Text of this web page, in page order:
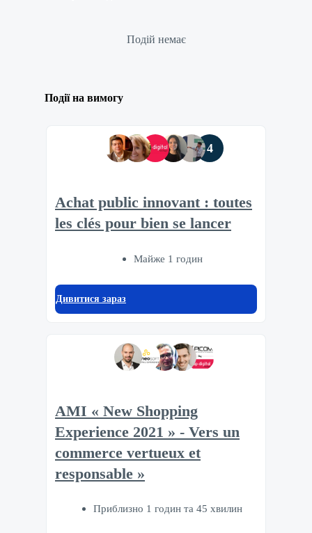
Подій немає
Події на вимогу
4
Achat public innovant : toutes
les clés pour bien se lancer
Майже 1 годин
Дивитися зараз
AMI « New Shopping
Experience 2021 » - Vers un
commerce vertueux et
responsable »
Приблизно 1 годин та 45 хвилин